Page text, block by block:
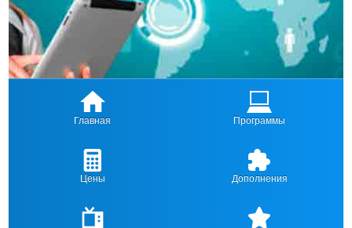
Главная Программы
Цены Дополнения